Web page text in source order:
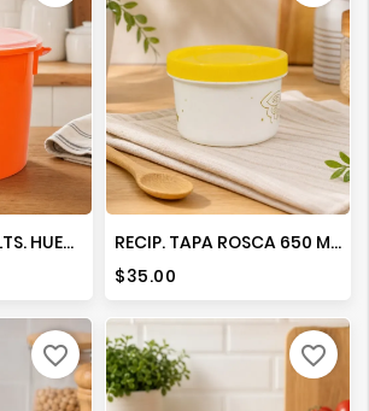
BOTE LECHERO 3 LTS. HUEVERO
RECIP. TAPA ROSCA 650 ML. DEC.
Precio
$35.00
favorite_border favorite_border